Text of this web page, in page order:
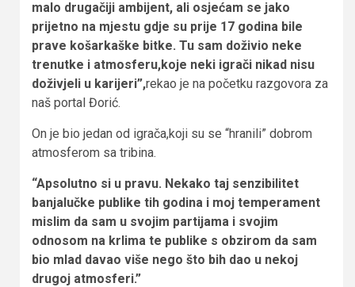
malo drugačiji ambijent, ali osjećam se jako
prijetno na mjestu gdje su prije 17 godina bile
prave košarkaške bitke. Tu sam doživio neke
trenutke i atmosferu,koje neki igrači nikad nisu
doživjeli u karijeri”,rekao je na početku razgovora za
naš portal Đorić.
On je bio jedan od igrača,koji su se “hranili” dobrom
atmosferom sa tribina.
“Apsolutno si u pravu. Nekako taj senzibilitet
banjalučke publike tih godina i moj temperament
mislim da sam u svojim partijama i svojim
odnosom na krlima te publike s obzirom da sam
bio mlad davao više nego što bih dao u nekoj
drugoj atmosferi.”